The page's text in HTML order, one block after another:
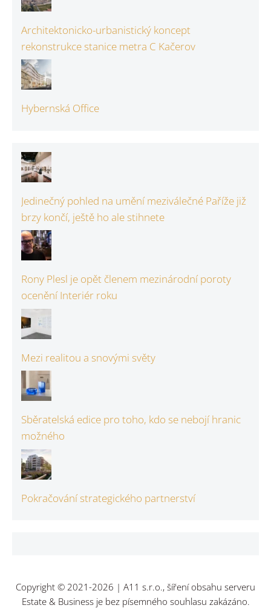
Architektonicko-urbanistický koncept
rekonstrukce stanice metra C Kačerov
Hybernská Office
Jedinečný pohled na umění meziválečné Paříže již
brzy končí, ještě ho ale stihnete
Rony Plesl je opět členem mezinárodní poroty
ocenění Interiér roku
Mezi realitou a snovými světy
Sběratelská edice pro toho, kdo se nebojí hranic
možného
Pokračování strategického partnerství
Copyright © 2021-2026 | A11 s.r.o., šíření obsahu serveru
Estate & Business je bez písemného souhlasu zakázáno.